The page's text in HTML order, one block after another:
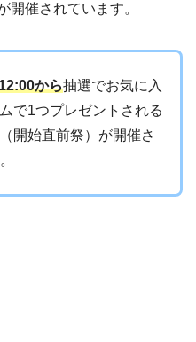
開催されています。
から抽選でお気に入
で1つプレゼントされる
開始直前祭）が開催さ
。